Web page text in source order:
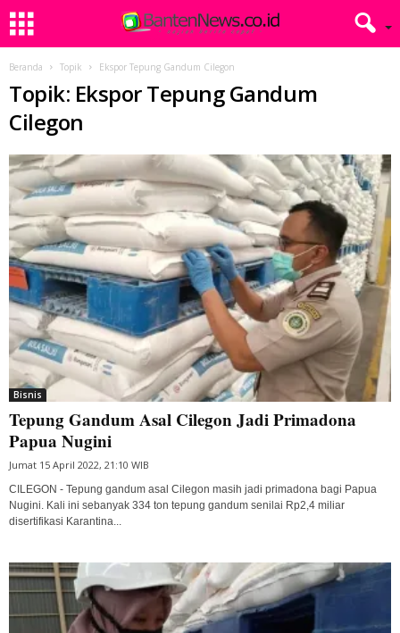
Beranda Topik Ekspor Tepung Gandum Cilegon
Topik: Ekspor Tepung Gandum
Cilegon
Bisnis
Tepung Gandum Asal Cilegon Jadi Primadona
Papua Nugini
Jumat 15 April 2022, 21:10 WIB
CILEGON - Tepung gandum asal Cilegon masih jadi primadona bagi Papua
Nugini. Kali ini sebanyak 334 ton tepung gandum senilai Rp2,4 miliar
disertifikasi Karantina...